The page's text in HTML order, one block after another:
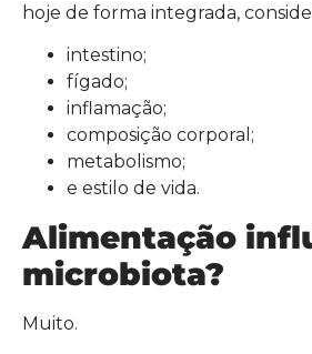
hoje de forma integrada,
intestino;
fígado;
inflamação;
composição corporal;
metabolismo;
e estilo de vida.
Alimentação
microbiota?
Muito.